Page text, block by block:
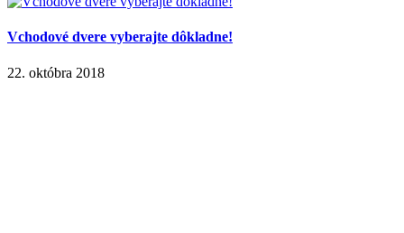
Vchodové dvere vyberajte dôkladne!
22. októbra 2018